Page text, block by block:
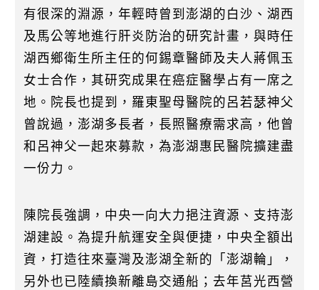
有很深的淵源，年輕時曾到澎湖的白沙、湖西
及馬公等地進行肝炎防治的研究計畫，與時任
湖西鄉衛生所主任的何錫章醫師及夫人蔣佩玉
女士合作，其研究成果在癌症醫學占有一席之
地。院長也提到，羅東聖母醫院的呂若瑟神父
曾說過，澎湖多長者，長照醫療需求高，他曾
和呂神父一起來募款，為澎湖惠民醫院擴建盡
一份力。
陳院長強調，中央一向大力挹注資源、支持澎
湖建設。為提升航運安全與便捷，中央全額出
資，打造往來臺灣及澎湖全新的「澎湖輪」，
另外也已陸續換新離島交通船；去年莒光西營